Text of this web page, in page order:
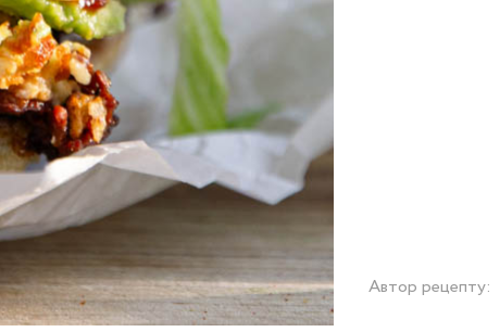
Автор рецепту: